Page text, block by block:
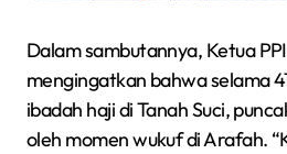
Dalam sambutannya, Ketua
mengingatkan bahwa selama
ibadah haji di Tanah Suci,
oleh momen wukuf di Arafah.